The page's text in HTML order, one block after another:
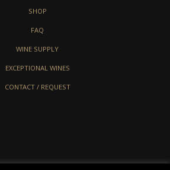
SHOP
FAQ
WINE SUPPLY
EXCEPTIONAL WINES
CONTACT / REQUEST